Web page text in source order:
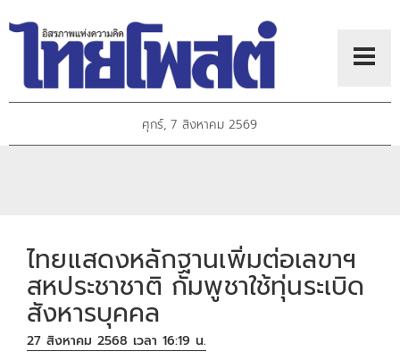
ศุกร์, 7 สิงหาคม 2569
ไทยแสดงหลักฐานเพิ่มต่อเลขาฯ
สหประชาชาติ กัมพูชาใช้ทุ่นระเบิด
สังหารบุคคล
27 สิงหาคม 2568 เวลา 16:19 น.